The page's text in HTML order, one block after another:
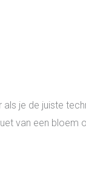
je de juiste
van een bloem